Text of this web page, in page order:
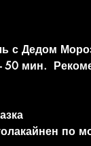
с Дедом
50 мин.
по